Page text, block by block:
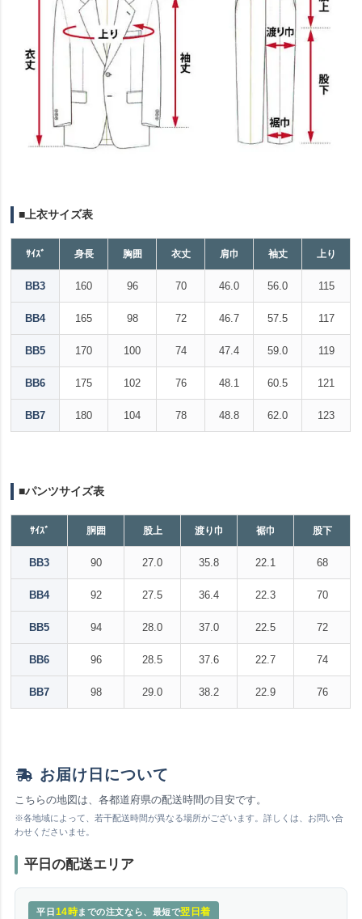
■上衣サイズ表
ｻｲｽﾞ 身長 胸囲 衣丈 肩巾 袖丈 上り
BB3 160 96 70 46.0 56.0 115
BB4 165 98 72 46.7 57.5 117
BB5 170 100 74 47.4 59.0 119
BB6 175 102 76 48.1 60.5 121
BB7 180 104 78 48.8 62.0 123
■パンツサイズ表
ｻｲｽﾞ 胴囲 股上 渡り巾 裾巾 股下
BB3 90 27.0 35.8 22.1 68
BB4 92 27.5 36.4 22.3 70
BB5 94 28.0 37.0 22.5 72
BB6 96 28.5 37.6 22.7 74
BB7 98 29.0 38.2 22.9 76
お届け日について
こちらの地図は、各都道府県の配送時間の目安です。
※各地域によって、若干配送時間が異なる場所がございます。詳しくは、お問い合
わせくださいませ。
平日の配送エリア
平日 14時までの注文なら、最短で翌日着